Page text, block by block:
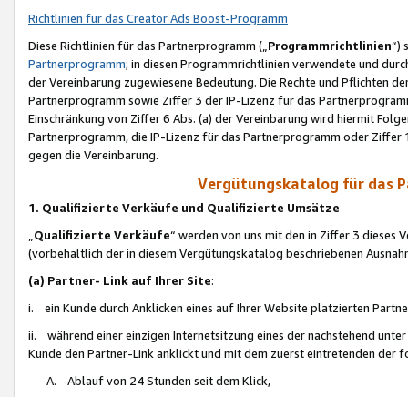
Richtlinien für das Creator Ads Boost-Programm
Diese Richtlinien für das Partnerprogramm („Programmrichtlinien“)
Partnerprogramm; in diesen Programmrichtlinien verwendete und
der Vereinbarung zugewiesene Bedeutung. Die Rechte und Pflichten
Partnerprogramm sowie Ziffer 3 der IP-Lizenz für das
Einschränkung von Ziffer 6 Abs. (a) der Vereinbarung wird hiermit
Partnerprogramm, die IP-Lizenz für das Partnerprogramm oder
gegen die Vereinbarung.
Vergütungskatalog für das
1. Qualifizierte Verkäufe und Qualifizierte Umsätze
Qualifizierte Verkäufe“ werden von uns mit den in Ziffer 3
(vorbehaltlich der in diesem Vergütungskatalog beschriebenen
(a) Partner- Link auf Ihrer Site:
i. ein Kunde durch Anklicken eines auf Ihrer Website platzierten
ii. während einer einzigen Internetsitzung eines der nachstehend
Kunde den Partner-Link anklickt und mit dem zuerst eintretenden der
A. Ablauf von 24 Stunden seit dem Klick,